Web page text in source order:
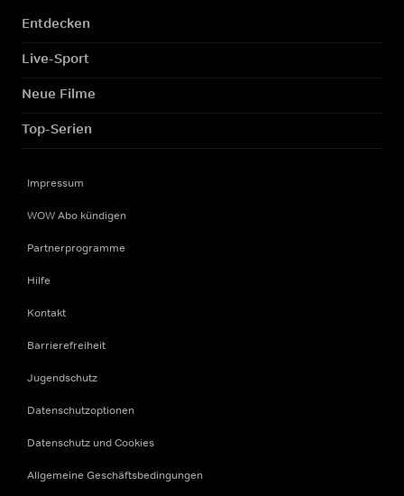
Entdecken
Live-Sport
Neue Filme
Top-Serien
Impressum
WOW Abo kündigen
Partnerprogramme
Hilfe
Kontakt
Barrierefreiheit
Jugendschutz
Datenschutzoptionen
Datenschutz und Cookies
Allgemeine Geschäftsbedingungen